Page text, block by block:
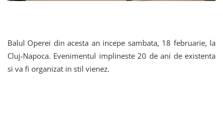
Balul Operei din acesta an incepe sambata, 18 februarie, la
Cluj-Napoca. Evenimentul implineste 20 de ani de existenta
si va fi organizat in stil vienez.